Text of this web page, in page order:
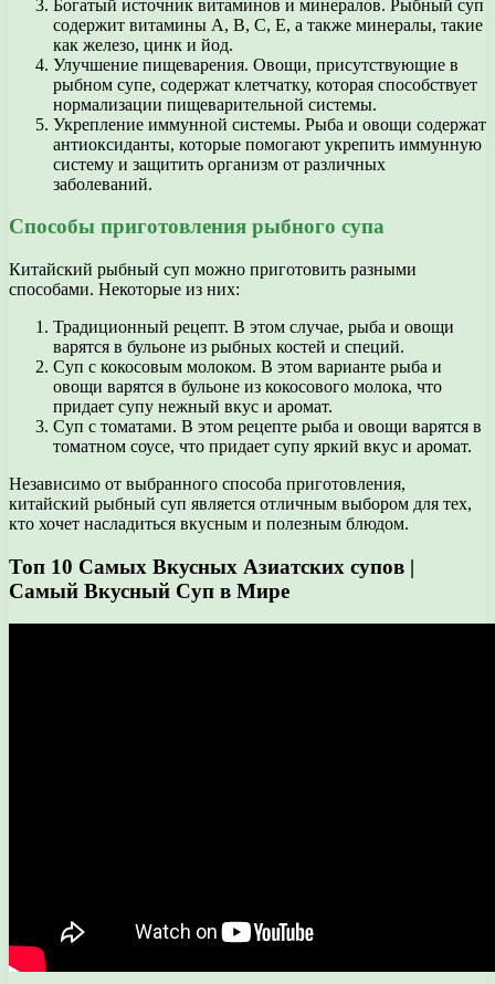
Богатый источник витаминов и минералов. Рыбный суп
содержит витамины А, В, С, Е, а также минералы, такие
как железо, цинк и йод.
Улучшение пищеварения. Овощи, присутствующие в
рыбном супе, содержат клетчатку, которая способствует
нормализации пищеварительной системы.
Укрепление иммунной системы. Рыба и овощи содержат
антиоксиданты, которые помогают укрепить иммунную
систему и защитить организм от различных
заболеваний.
Способы приготовления рыбного супа
Китайский рыбный суп можно приготовить разными
способами. Некоторые из них:
Традиционный рецепт. В этом случае, рыба и овощи
варятся в бульоне из рыбных костей и специй.
Суп с кокосовым молоком. В этом варианте рыба и
овощи варятся в бульоне из кокосового молока, что
придает супу нежный вкус и аромат.
Суп с томатами. В этом рецепте рыба и овощи варятся в
томатном соусе, что придает супу яркий вкус и аромат.
Независимо от выбранного способа приготовления,
китайский рыбный суп является отличным выбором для тех,
кто хочет насладиться вкусным и полезным блюдом.
Топ 10 Самых Вкусных Азиатских супов |
Самый Вкусный Суп в Мире